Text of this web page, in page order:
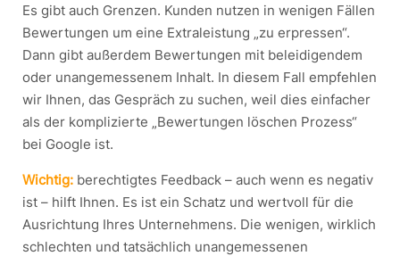
Es gibt auch Grenzen. Kunden nutzen in wenigen Fällen
Bewertungen um eine Extraleistung „zu erpressen“.
Dann gibt außerdem Bewertungen mit beleidigendem
oder unangemessenem Inhalt. In diesem Fall empfehlen
wir Ihnen, das Gespräch zu suchen, weil dies einfacher
als der komplizierte „Bewertungen löschen Prozess“
bei Google ist.
Wichtig:berechtigtes Feedback – auch wenn es negativ
ist – hilft Ihnen. Es ist ein Schatz und wertvoll für die
Ausrichtung Ihres Unternehmens. Die wenigen, wirklich
schlechten und tatsächlich unangemessenen